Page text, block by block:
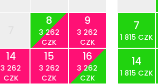
8
3 262
CZK
9
3 262
CZK
14
3 262
CZK
15
3 262
CZK
16
3 262
CZK
7
1 815 CZK
14
1 815 CZK